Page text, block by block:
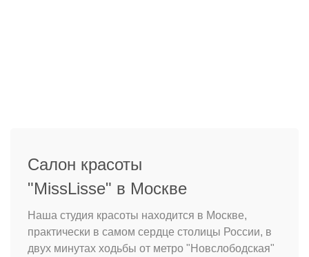
Салон красоты
"MissLisse" в Москве
Наша студия красоты находится в Москве,
практически в самом сердце столицы России, в
двух минутах ходьбы от метро "Новслободская"